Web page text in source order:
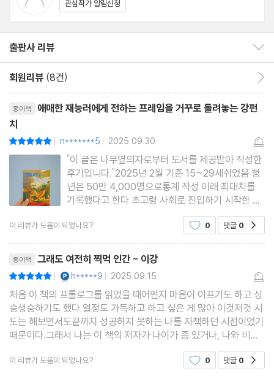
관심작가 알림신청
출판사 리뷰
회원리뷰 (8건)
종이책
애매한 재능러에게 전하는 프레임을 거꾸로 돌려놓는 강펀
치
| n*******5 | 2025.09.30
"이 글은 나무옆의자로부터 도서를 제공받아 작성한
후기입니다."2025년 2월 기준 15~29세쉬었음 청
년은 50만 4,000명으로통계 작성 이래 최대치를
기록했다고 한다.초고령 사회로 진입하기 시작한 우
리나라는노령인구가 많기도 하고,노령인구의 사회생
활이 지속되면서젊은 사람들은 상대적으로 일자리
하던 2000년대 중반에도또 지금
이 리뷰가 도움이 되었나요? 0 댓글 0
종이책 그래도 여전히 찍먹 인간 - 이강
| h*****9 | 2025.09.15
처음 이 책의 프롤로그를 읽었을 때어쩐지 마음이 아프기도 하고 싱
숭생숭하기도 했다.열정도 가득하고 하고 싶은 게 많아 이것저것 시
도는 해보면서도끝까지 성공하지 못하는 나를 자책하던 시점이었기
때문이다.그래서 나는 이 책의 저자가 나이가 좀 있거나, 나와 비슷
한 또래이길 바랐다.그런데… 나보다 어리더라. (여기서 살짝 현타)
⠀아무튼!뭐 나이가 많든 적든 그게 중요한 건
이 리뷰가 도움이 되었나요? 0 댓글 0